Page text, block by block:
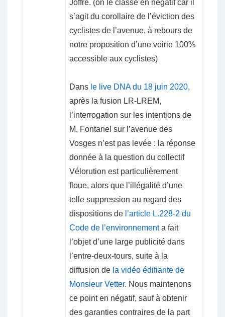
Joffre. (on le classe en négatif car il
s’agit du corollaire de l’éviction des
cyclistes de l’avenue, à rebours de
notre proposition d’une voirie 100%
accessible aux cyclistes)
Dans le live DNA du 18 juin 2020,
après la fusion LR-LREM,
l’interrogation sur les intentions de
M. Fontanel sur l’avenue des
Vosges n’est pas levée : la réponse
donnée à la question du collectif
Vélorution est particulièrement
floue, alors que l’illégalité d’une
telle suppression au regard des
dispositions de l’article L.228-2 du
Code de l’environnementa fait
l’objet d’une large publicité dans
l’entre-deux-tours, suite à la
diffusion de la vidéo édifiante de
Monsieur Vetter. Nous maintenons
ce point en négatif, sauf à obtenir
des garanties contraires de la part